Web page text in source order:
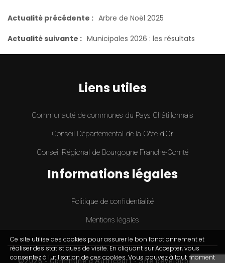
Actualité précédente : Arbre de Noël 2025
Actualité suivante : Municipales 2026 : les résultats
Liens utiles
Communauté de communes du Pays Châtillonnais
Conseil Départemental de la Côte d’Or
Conseil Régional de Bourgogne Franche-Comté
Informations légales
Politique de confidentialité
Mentions légales
©2026 - Commune d'Autricourt -Site développé par
Ce site utilise des cookies pour assurer le bon fonctionnement et
réaliser des statistiques de visite. En cliquant sur Accepter, vous
consentez à l'utilisation de ces cookies. Vous pouvez à tout moment